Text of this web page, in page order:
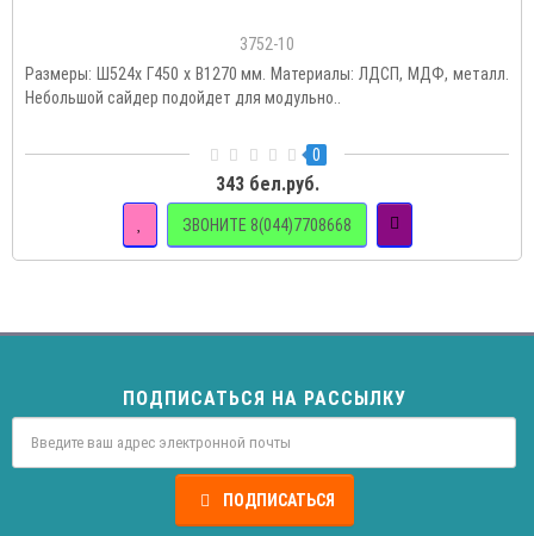
3752-10
Размеры: Ш524х Г450 х В1270 мм. Материалы: ЛДСП, МДФ, металл.
Небольшой сайдер подойдет для модульно..
0
343 бел.руб.
ЗВОНИТЕ 8(044)7708668
ПОДПИСАТЬСЯ НА РАССЫЛКУ
ПОДПИСАТЬСЯ